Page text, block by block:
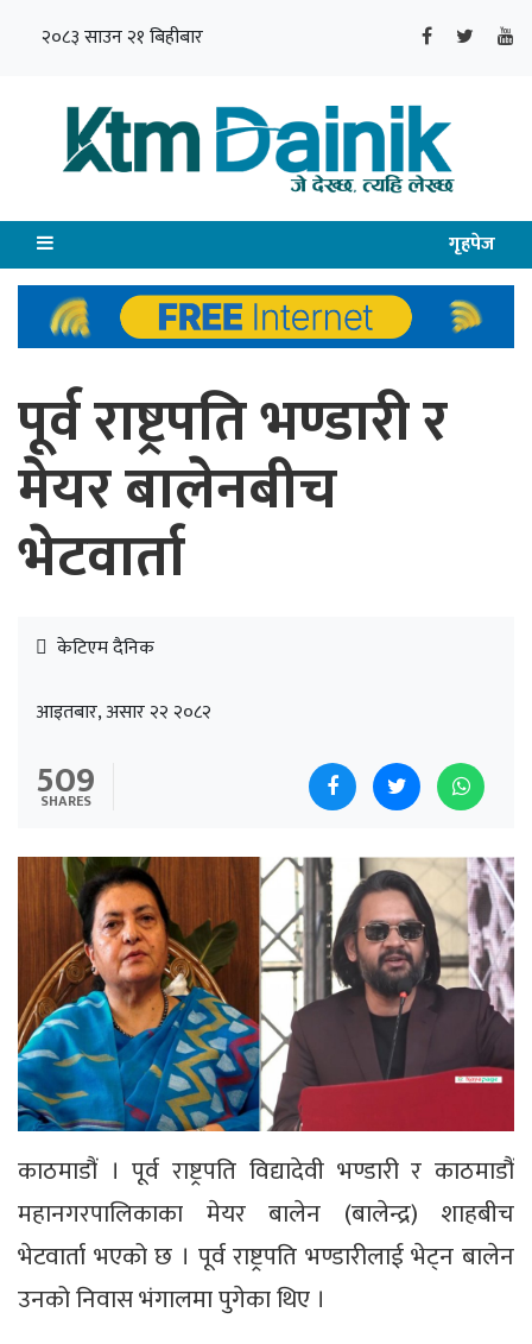
२०८३ साउन २१ बिहीबार
गृहपेज
पूर्व राष्ट्रपति भण्डारी र
मेयर बालेनबीच
भेटवार्ता
केटिएम दैनिक
आइतबार, असार २२ २०८२
509
SHARES
काठमाडौं । पूर्व राष्ट्रपति विद्यादेवी भण्डारी र काठमाडौं
महानगरपालिकाका मेयर बालेन (बालेन्द्र) शाहबीच
भेटवार्ता भएको छ । पूर्व राष्ट्रपति भण्डारीलाई भेट्न बालेन
उनको निवास भंगालमा पुगेका थिए ।